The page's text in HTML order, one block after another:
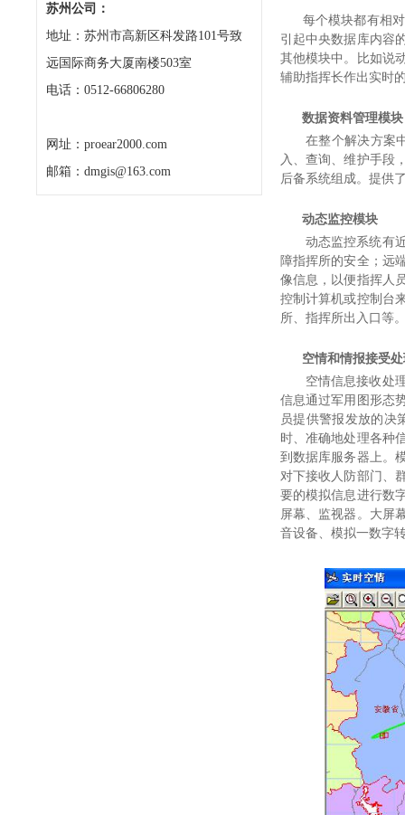
苏州公司：
地址：苏州市高新区科发路101号致
远国际商务大厦南楼503室
电话：0512-66806280
网址：proear2000.com
邮箱：dmgis@163.com
每个模块都有相对
引起中央数据库内容
其他模块中。比如说
辅助指挥长作出实时
数据资料管理模块
在整个解决方案
入、查询、维护手段
后备系统组成。提供
动态监控模块
动态监控系统有
障指挥所的安全；远
像信息，以便指挥人
控制计算机或控制台
所、指挥所出入口等
空情和情报接受处
空情信息接收处
信息通过军用图形态
员提供警报发放的决
时、准确地处理各种
到数据库服务器上。
对下接收人防部门、
要的模拟信息进行数
屏幕、监视器。大屏
音设备、模拟一数字